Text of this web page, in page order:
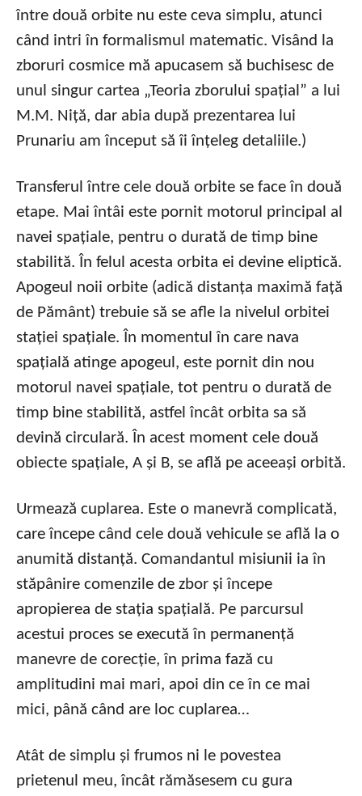
între două orbite nu este ceva simplu, atunci
când intri în formalismul matematic. Visând la
zboruri cosmice mă apucasem să buchisesc de
unul singur cartea „Teoria zborului spațial” a lui
M.M. Niță, dar abia după prezentarea lui
Prunariu am început să îi înțeleg detaliile.)
Transferul între cele două orbite se face în două
etape. Mai întâi este pornit motorul principal al
navei spațiale, pentru o durată de timp bine
stabilită. În felul acesta orbita ei devine eliptică.
Apogeul noii orbite (adică distanța maximă față
de Pământ) trebuie să se afle la nivelul orbitei
stației spațiale. În momentul în care nava
spațială atinge apogeul, este pornit din nou
motorul navei spațiale, tot pentru o durată de
timp bine stabilită, astfel încât orbita sa să
devină circulară. În acest moment cele două
obiecte spațiale, A și B, se află pe aceeași orbită.
Urmează cuplarea. Este o manevră complicată,
care începe când cele două vehicule se află la o
anumită distanță. Comandantul misiunii ia în
stăpânire comenzile de zbor și începe
apropierea de stația spațială. Pe parcursul
acestui proces se execută în permanență
manevre de corecție, în prima fază cu
amplitudini mai mari, apoi din ce în ce mai
mici, până când are loc cuplarea…
Atât de simplu și frumos ni le povestea
prietenul meu, încât rămăsesem cu gura